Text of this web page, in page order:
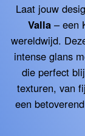
Laat jouw
Valla – een
wereldwijd.
intense glans
die perfect
texturen, van
een